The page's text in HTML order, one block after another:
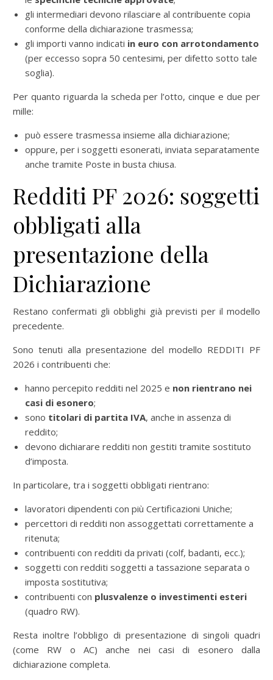
gli intermediari devono rilasciare al contribuente copia
conforme della dichiarazione trasmessa;
gli importi vanno indicati in euro con arrotondamento
(per eccesso sopra 50 centesimi, per difetto sotto tale
soglia).
Per quanto riguarda la scheda per l’otto, cinque e due per
mille:
può essere trasmessa insieme alla dichiarazione;
oppure, per i soggetti esonerati, inviata separatamente
anche tramite Poste in busta chiusa.
Redditi PF 2026: soggetti
obbligati alla
presentazione della
Dichiarazione
Restano confermati gli obblighi già previsti per il modello
precedente.
Sono tenuti alla presentazione del modello REDDITI PF
2026 i contribuenti che:
hanno percepito redditi nel 2025 e non rientrano nei
casi di esonero;
sono titolari di partita IVA, anche in assenza di
reddito;
devono dichiarare redditi non gestiti tramite sostituto
d’imposta.
In particolare, tra i soggetti obbligati rientrano:
lavoratori dipendenti con più Certificazioni Uniche;
percettori di redditi non assoggettati correttamente a
ritenuta;
contribuenti con redditi da privati (colf, badanti, ecc.);
soggetti con redditi soggetti a tassazione separata o
imposta sostitutiva;
contribuenti con plusvalenze o investimenti esteri
(quadro RW).
Resta inoltre l’obbligo di presentazione di singoli quadri
(come RW o AC) anche nei casi di esonero dalla
dichiarazione completa.